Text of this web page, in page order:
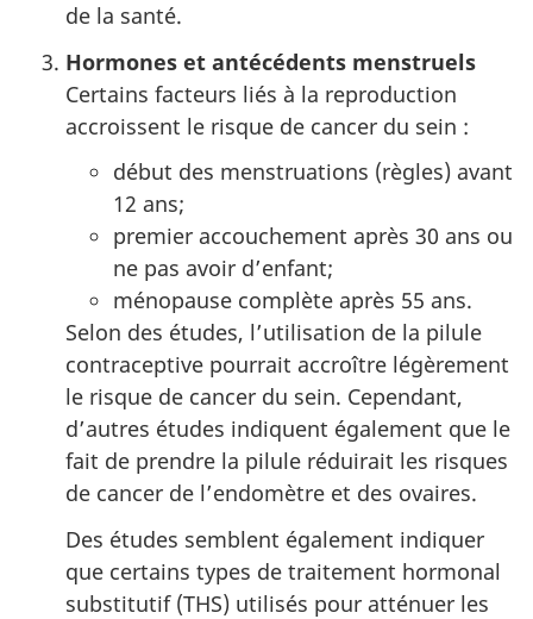
de la santé.
Hormones et antécédents menstruels
Certains facteurs liés à la reproduction
accroissent le risque de cancer du sein :
début des menstruations (règles) avant
12 ans;
premier accouchement après 30 ans ou
ne pas avoir d’enfant;
ménopause complète après 55 ans.
Selon des études, l’utilisation de la pilule
contraceptive pourrait accroître légèrement
le risque de cancer du sein. Cependant,
d’autres études indiquent également que le
fait de prendre la pilule réduirait les risques
de cancer de l’endomètre et des ovaires.
Des études semblent également indiquer
que certains types de traitement hormonal
substitutif (THS) utilisés pour atténuer les